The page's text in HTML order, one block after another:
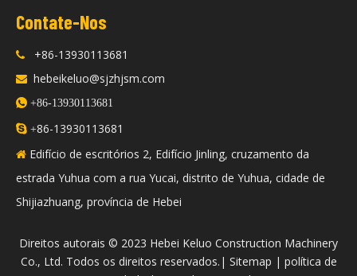
Contate-Nos
 +86-13930113681
 hebeikeluo@sjzhjsm.com
 +86-13930113681
 +86-13930113681
 Edifício de escritórios 2, Edifício Jinling, cruzamento da
estrada Yuhua com a rua Yucai, distrito de Yuhua, cidade de
Shijiazhuang, província de Hebei
​Direitos autorais © 2023 Hebei Keluo Construction Machinery
Co., Ltd. Todos os direitos reservados.| Sitemap | política de